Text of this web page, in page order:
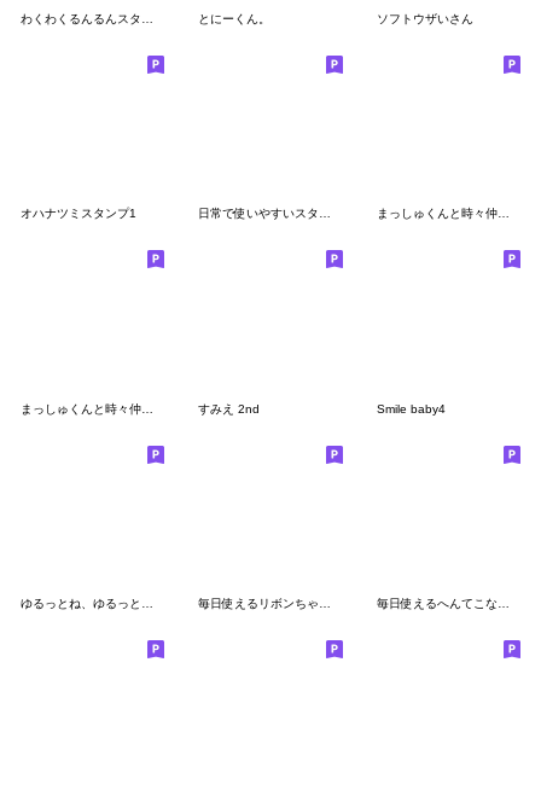
とにーくん。 ソフトウザいさん
オハナツミスタンプ1 日常で使いやすいスタンプ by mito まっしゅくんと時々仲間たち2
すみえ 2nd Smile baby4